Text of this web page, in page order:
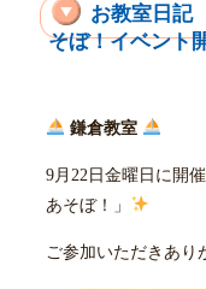
お教室日記
そぼ！イベント
鎌倉教室
9月22日金曜日に開
あそぼ！」
ご参加いただきあり